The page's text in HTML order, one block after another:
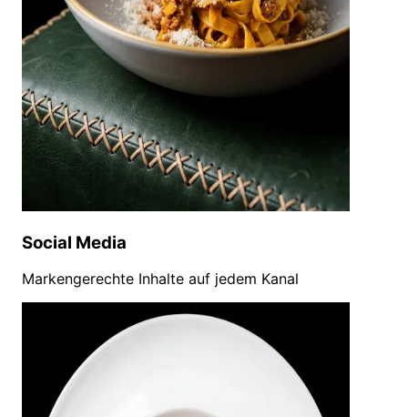
Social Media
Markengerechte Inhalte auf jedem Kanal